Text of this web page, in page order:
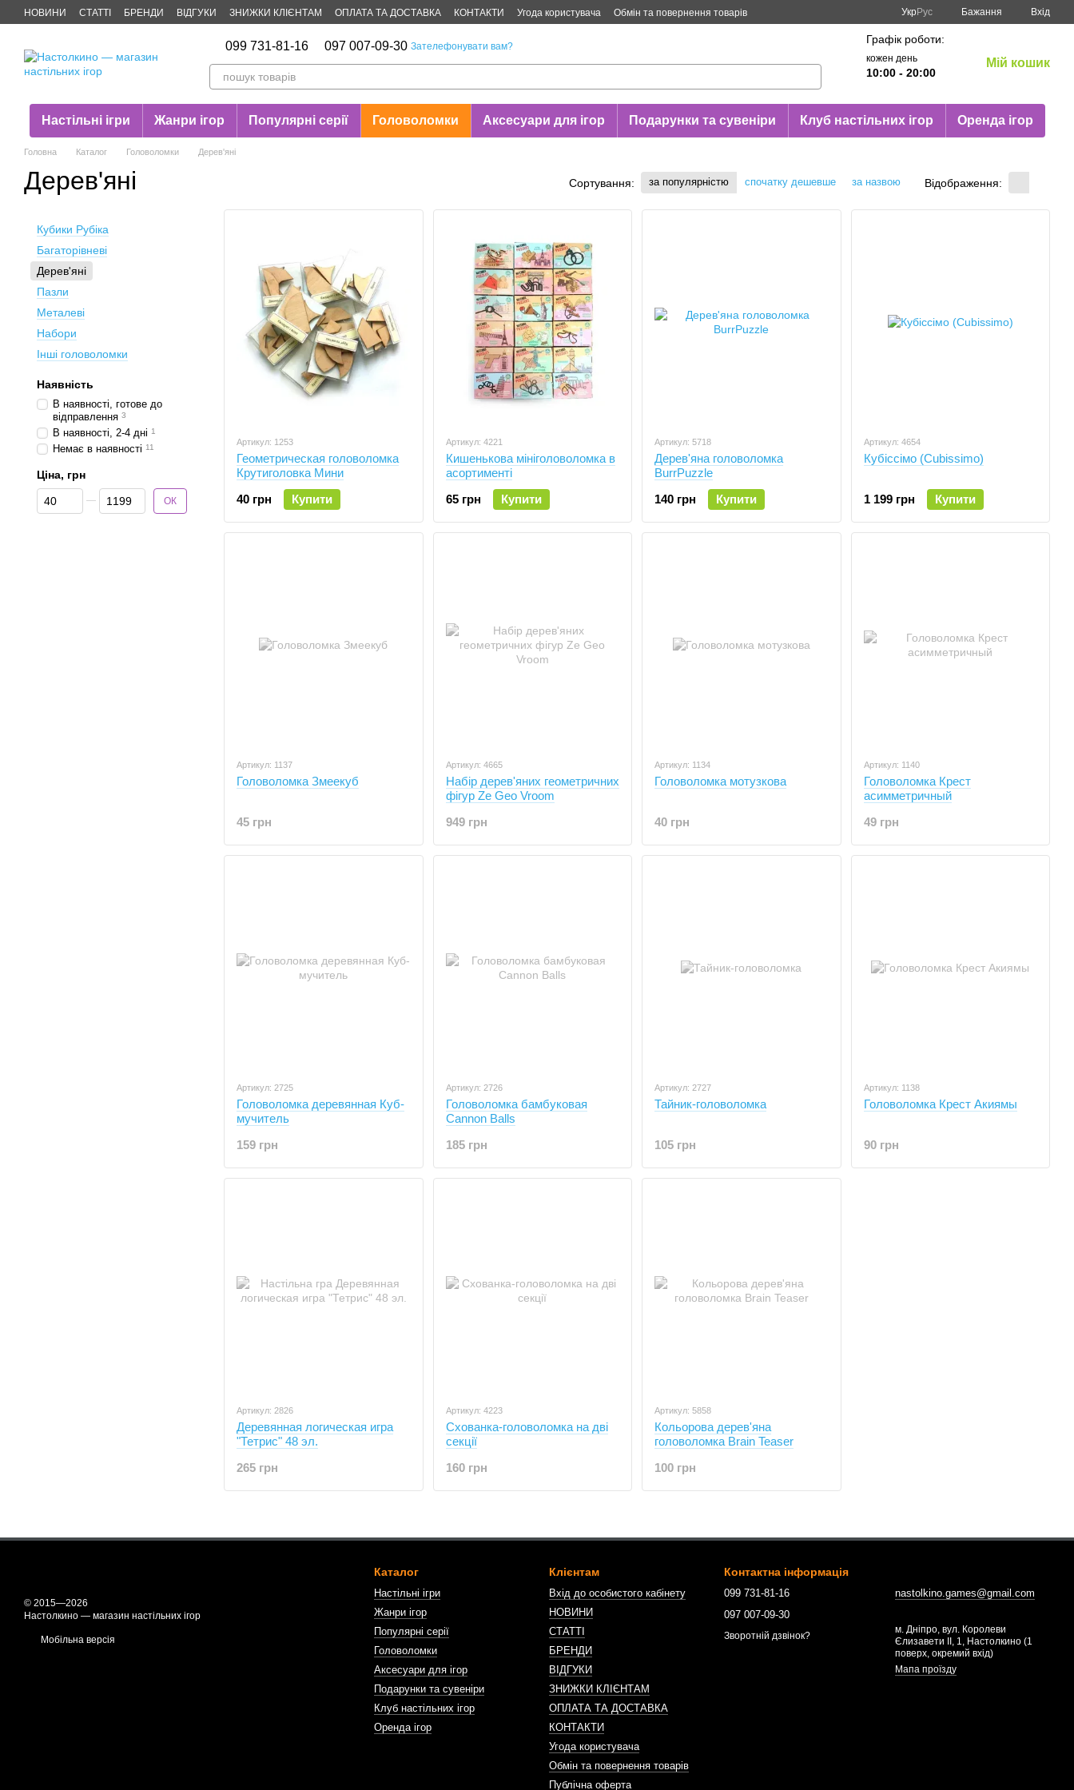
Перейти до основного контенту
НОВИНИ СТАТТІ БРЕНДИ ВІДГУКИ ЗНИЖКИ КЛІЄНТАМ ОПЛАТА ТА ДОСТАВКА КОНТАКТИ Угода користувача
Обмін та повернення товарів
УкрРус Бажання Вхід
099 731-81-16 097 007-09-30 Зателефонувати вам?
Графік роботи:
кожен день
10:00 - 20:00
Мій кошик
Настільні ігри Жанри ігор Популярні серії Головоломки Аксесуари для ігор Подарунки та сувеніри Клуб настільних ігор Оренда ігор
Головна Каталог Головоломки Дерев'яні
Дерев'яні Сортування: за популярністю спочатку дешевше за назвою Відображення:
Артикул: 1253
Геометрическая головоломка
Крутиголовка Мини
40 грн
Купити
Артикул: 4221
Кишенькова мініголоволомка в
асортименті
65 грн
Купити
Артикул: 5718
Дерев'яна головоломка
BurrPuzzle
140 грн
Купити
Артикул: 4654
Кубіссімо (Cubissimo)
1 199 грн Купити
Артикул: 1137
Головоломка Змеекуб
45 грн
Артикул: 4665
Набір дерев'яних геометричних
фігур Ze Geo Vroom
949 грн
Артикул: 1134
Головоломка мотузкова
40 грн
Артикул: 1140
Головоломка Крест
асимметричный
49 грн
Артикул: 2725
Головоломка деревянная Куб-
мучитель
159 грн
Артикул: 2726
Головоломка бамбуковая
Cannon Balls
185 грн
Артикул: 2727
Тайник-головоломка
105 грн
Артикул: 1138
Головоломка Крест Акиямы
90 грн
Артикул: 2826
Деревянная логическая игра
"Тетрис" 48 эл.
265 грн
Артикул: 4223
Схованка-головоломка на дві
секції
160 грн
Артикул: 5858
Кольорова дерев'яна
головоломка Brain Teaser
100 грн
Кубики Рубіка
Багаторівневі
Дерев'яні
Пазли
Металеві
Набори
Інші головоломки
Наявність
В наявності, готове до
відправлення 3
В наявності, 2-4 дні 1
Немає в наявності 11
Ціна, грн
Від Ціна, грн
До Ціна, грн ОК
© 2015—2026
Настолкино — магазин настільних ігор
Мобільна версія
Каталог
Настільні ігри
Жанри ігор
Популярні серії
Головоломки
Аксесуари для ігор
Подарунки та сувеніри
Клуб настільних ігор
Оренда ігор
Клієнтам
Вхід до особистого кабінету
НОВИНИ
СТАТТІ
БРЕНДИ
ВІДГУКИ
ЗНИЖКИ КЛІЄНТАМ
ОПЛАТА ТА ДОСТАВКА
КОНТАКТИ
Угода користувача
Обмін та повернення товарів
Публічна оферта
Контактна інформація
099 731-81-16
097 007-09-30
Зворотній дзвінок?
nastolkino.games@gmail.com
м. Дніпро, вул. Королеви
Єлизавети ІІ, 1, Настолкино (1
поверх, окремий вхід)
Мапа проїзду